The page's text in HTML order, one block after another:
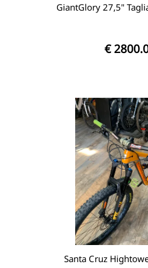
GiantGlory 27,5"
€
Santa Cruz